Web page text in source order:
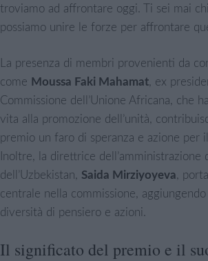
troviamo ad affrontare oggi. Ti sei mai
possiamo unire le forze per affrontare
La presenza di membri provenienti da
come Moussa Faki Mahamat, ex
Commissione dell’Unione Africana, che
vita alla promozione dell’unità,
premio un faro di speranza e azione per
Inoltre, la direttrice dell’amministrazione
dell’Uzbekistan, Saida Mirziyoyeva,
centrale nella commissione,
diversità di pensiero e azioni.
Il significato del premio e il